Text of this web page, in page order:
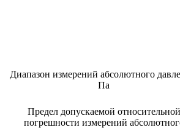
Диапазон измерений абсолютного
Па
Предел допускаемой относительной
погрешности измерений